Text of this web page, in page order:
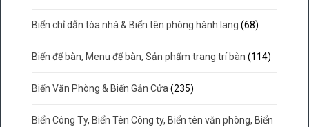
Biển chỉ dẫn tòa nhà & Biển tên phòng hành lang (68)
Biển để bàn, Menu để bàn, Sản phẩm trang trí bàn (114)
Biển Văn Phòng & Biển Gắn Cửa (235)
Biển Công Ty, Biển Tên Công ty, Biển tên văn phòng, Biển